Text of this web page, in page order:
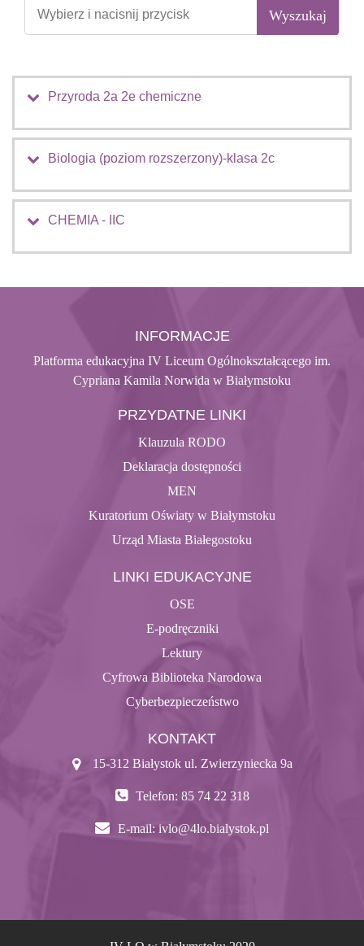
Przyroda 2a 2e chemiczne
Biologia (poziom rozszerzony)-klasa 2c
CHEMIA - IIC
INFORMACJE
Platforma edukacyjna IV Liceum Ogólnokształcącego im.
Cypriana Kamila Norwida w Białymstoku
PRZYDATNE LINKI
Klauzula RODO
Deklaracja dostępności
MEN
Kuratorium Oświaty w Białymstoku
Urząd Miasta Białegostoku
LINKI EDUKACYJNE
OSE
E-podręczniki
Lektury
Cyfrowa Biblioteka Narodowa
Cyberbezpieczeństwo
KONTAKT
15-312 Białystok ul. Zwierzyniecka 9a
Telefon: 85 74 22 318
E-mail: ivlo@4lo.bialystok.pl